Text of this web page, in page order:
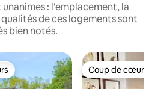
unanimes : l'emplacement, la
de ces logements sont
bien notés.
Coup de cœur
Coup de cœur